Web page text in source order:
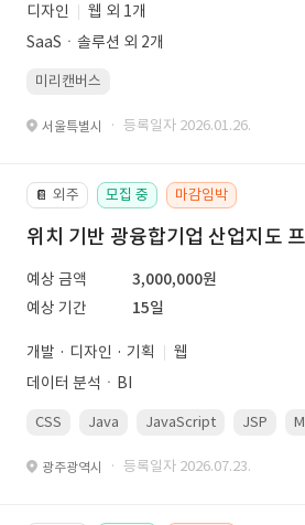
디자인
웹 외 1개
SaaSㆍ솔루션 외 2개
미리캔버스
서울특별시 · 등록일자 2026.01.26.
📔 외주 모집 중 마감임박
위치 기반 광융합기업 산업지도
예상 금액
3,000,000원
예상 기간
15일
개발 · 디자인 · 기획
웹
데이터 분석ㆍBI
CSS Java JavaScript JSP
광주광역시 · 등록일자 2026.07.23.